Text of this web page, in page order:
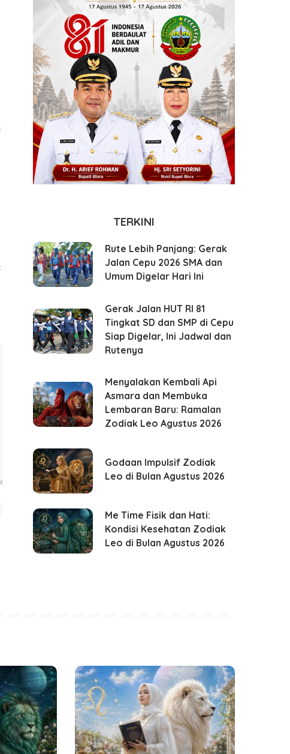
TERKINI
Rute Lebih Panjang: Gerak
Jalan Cepu 2026 SMA dan
Umum Digelar Hari Ini
Gerak Jalan HUT RI 81
Tingkat SD dan SMP di Cepu
Siap Digelar, Ini Jadwal dan
Rutenya
Menyalakan Kembali Api
Asmara dan Membuka
Lembaran Baru: Ramalan
Zodiak Leo Agustus 2026
Godaan Impulsif Zodiak
Leo di Bulan Agustus 2026
Me Time Fisik dan Hati:
Kondisi Kesehatan Zodiak
Leo di Bulan Agustus 2026